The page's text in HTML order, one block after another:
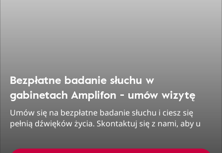
Bezpłatne badanie słuchu w
gabinetach Amplifon - umów wizytę
Umów się na bezpłatne badanie słuchu i ciesz się
pełnią dźwięków życia. Skontaktuj się z nami, aby u